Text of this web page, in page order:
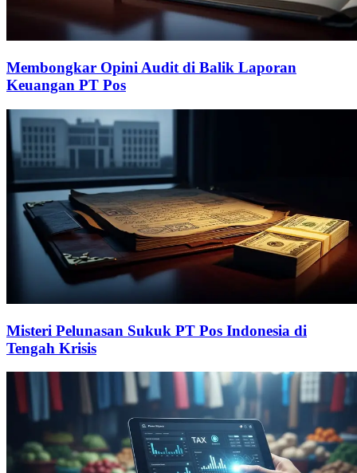
Membongkar Opini Audit di Balik Laporan
Keuangan PT Pos
Misteri Pelunasan Sukuk PT Pos Indonesia di
Tengah Krisis